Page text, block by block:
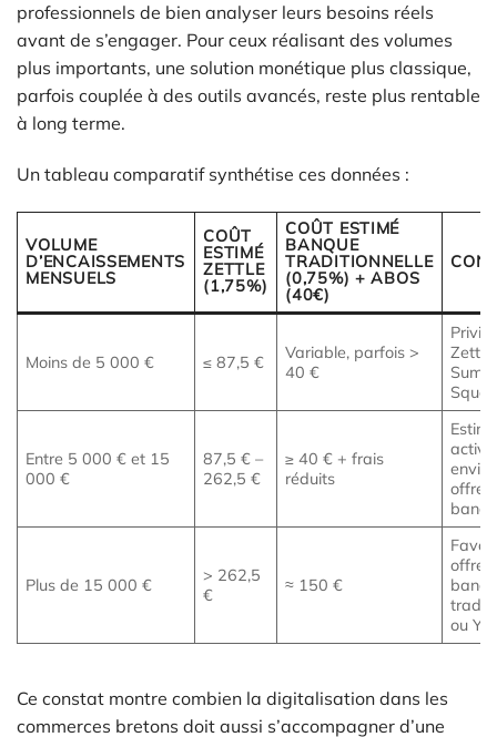
professionnels de bien analyser leurs besoins réels
avant de s’engager. Pour ceux réalisant des volumes
plus importants, une solution monétique plus classique,
parfois couplée à des outils avancés, reste plus rentable
à long terme.
Un tableau comparatif synthétise ces données :
VOLUME
D’ENCAISSEMENTS
MENSUELS
COÛT
ESTIMÉ
ZETTLE
(1,75%)
COÛT ESTIMÉ
BANQUE
TRADITIONNELLE
(0,75%) + ABOS
(40€)
Moins de 5 000 € ≤ 87,5 €
Variable, parfois >
40 €
Zettle,
Entre 5 000 € et 15
000 €
87,5 € –
262,5 €
≥ 40 € + frais
réduits
offres
Plus de 15 000 €
> 262,5
€
≈ 150 €
offres
ou
Ce constat montre combien la digitalisation dans les
commerces bretons doit aussi s’accompagner d’une